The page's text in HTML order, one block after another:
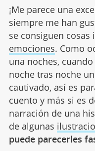
¡Me parece una
siempre me han
se consiguen cosas
emociones. Como
una noches,
noche tras noche
cautivado, así es
cuento y más si es
narración de una
de algunas
puede parecerles